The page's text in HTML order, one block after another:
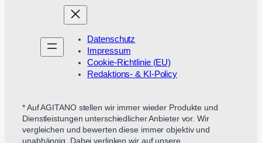
Datenschutz
Impressum
Cookie-Richtlinie (EU)
Redaktions- & KI-Policy
* Auf AGITANO stellen wir immer wieder Produkte und
Dienstleistungen unterschiedlicher Anbieter vor. Wir
vergleichen und bewerten diese immer objektiv und
unabhängig. Dabei verlinken wir auf unsere